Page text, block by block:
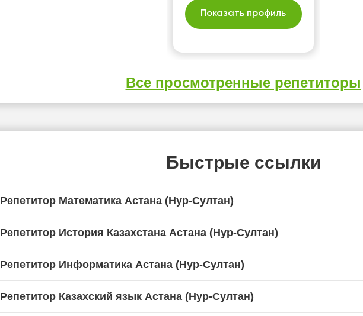
Показать профиль
Все просмотренные репетиторы
Быстрые ссылки
Репетитор Математика Астана (Нур-Султан)
Репетитор История Казахстана Астана (Нур-Султан)
Репетитор Информатика Астана (Нур-Султан)
Репетитор Казахский язык Астана (Нур-Султан)